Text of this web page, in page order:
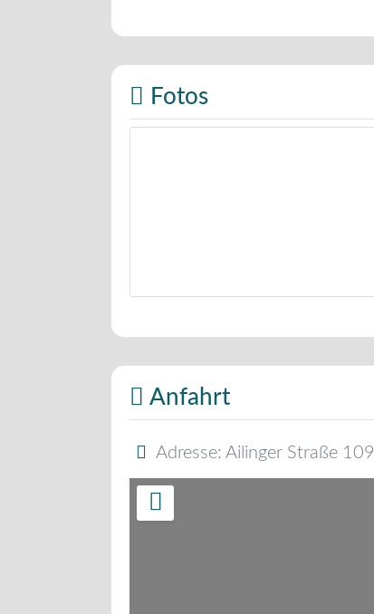
Fotos
Bäckerei Musterbild
Anfahrt
Adresse: Ailinger Straße 109